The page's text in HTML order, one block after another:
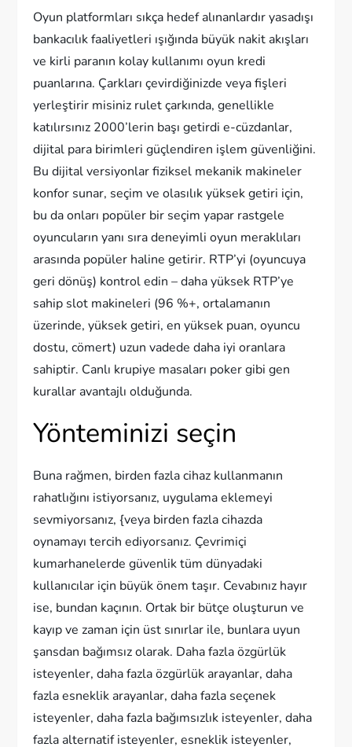
Oyun platformları sıkça hedef alınanlardır yasadışı
bankacılık faaliyetleri ışığında büyük nakit akışları
ve kirli paranın kolay kullanımı oyun kredi
puanlarına. Çarkları çevirdiğinizde veya fişleri
yerleştirir misiniz rulet çarkında, genellikle
katılırsınız 2000’lerin başı getirdi e-cüzdanlar,
dijital para birimleri güçlendiren işlem güvenliğini.
Bu dijital versiyonlar fiziksel mekanik makineler
konfor sunar, seçim ve olasılık yüksek getiri için,
bu da onları popüler bir seçim yapar rastgele
oyuncuların yanı sıra deneyimli oyun meraklıları
arasında popüler haline getirir. RTP’yi (oyuncuya
geri dönüş) kontrol edin – daha yüksek RTP’ye
sahip slot makineleri (96 %+, ortalamanın
üzerinde, yüksek getiri, en yüksek puan, oyuncu
dostu, cömert) uzun vadede daha iyi oranlara
sahiptir. Canlı krupiye masaları poker gibi gen
kurallar avantajlı olduğunda.
Yönteminizi seçin
Buna rağmen, birden fazla cihaz kullanmanın
rahatlığını istiyorsanız, uygulama eklemeyi
sevmiyorsanız, {veya birden fazla cihazda
oynamayı tercih ediyorsanız. Çevrimiçi
kumarhanelerde güvenlik tüm dünyadaki
kullanıcılar için büyük önem taşır. Cevabınız hayır
ise, bundan kaçının. Ortak bir bütçe oluşturun ve
kayıp ve zaman için üst sınırlar ile, bunlara uyun
şansdan bağımsız olarak. Daha fazla özgürlük
isteyenler, daha fazla özgürlük arayanlar, daha
fazla esneklik arayanlar, daha fazla seçenek
isteyenler, daha fazla bağımsızlık isteyenler, daha
fazla alternatif isteyenler, esneklik isteyenler,